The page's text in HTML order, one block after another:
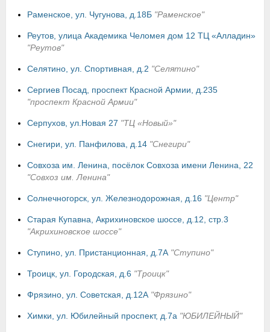
Раменское, ул. Чугунова, д.18Б "Раменское"
Реутов, улица Академика Челомея дом 12 ТЦ «Алладин»
"Реутов"
Селятино, ул. Спортивная, д.2 "Селятино"
Сергиев Посад, проспект Красной Армии, д.235
"проспект Красной Армии"
Серпухов, ул.Новая 27 "ТЦ «Новый»"
Снегири, ул. Панфилова, д.14 "Снегири"
Совхоза им. Ленина, посёлок Совхоза имени Ленина, 22
"Совхоз им. Ленина"
Солнечногорск, ул. Железнодорожная, д.16 "Центр"
Старая Купавна, Акрихиновское шоссе, д.12, стр.3
"Акрихиновское шоссе"
Ступино, ул. Пристанционная, д.7А "Ступино"
Троицк, ул. Городская, д.6 "Троицк"
Фрязино, ул. Советская, д.12А "Фрязино"
Химки, ул. Юбилейный проспект, д.7а "ЮБИЛЕЙНЫЙ"